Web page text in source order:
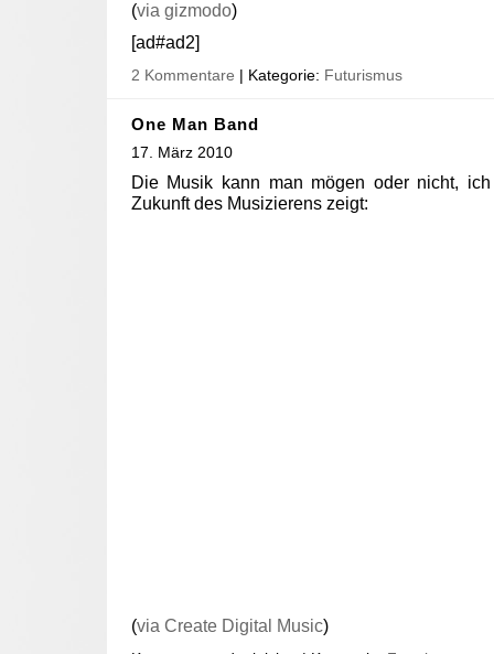
(via gizmodo)
[ad#ad2]
2 Kommentare | Kategorie: Futurismus
One Man Band
17. März 2010
Die Musik kann man mögen oder nicht,
Zukunft des Musizierens zeigt:
(via Create Digital Music)